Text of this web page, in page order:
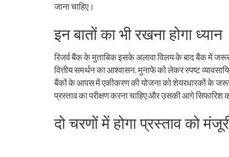
जाना चाहिए।
इन बातों का भी रखना होगा ध्यान
रिजर्व बैंक के मुताबिक इसके अलावा विलय के बाद बैंक में
वित्तीय समर्थन का आश्वासन, मुनाफे को लेकर स्पष्ट
बैंकों के आपस में एकीकरण की योजना को शेयरधारकों के जरूरी
प्रस्ताव का परीक्षण करना चाहिए और उसकी आगे सिफारिश
दो चरणों में होगा प्रस्ताव को